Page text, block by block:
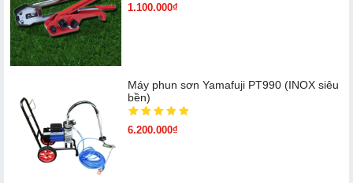
1.100.000₫
Máy phun sơn Yamafuji PT990 (INOX siêu
bền)
6.200.000₫